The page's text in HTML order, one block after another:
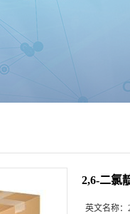
2,6-二氯
英文名称：